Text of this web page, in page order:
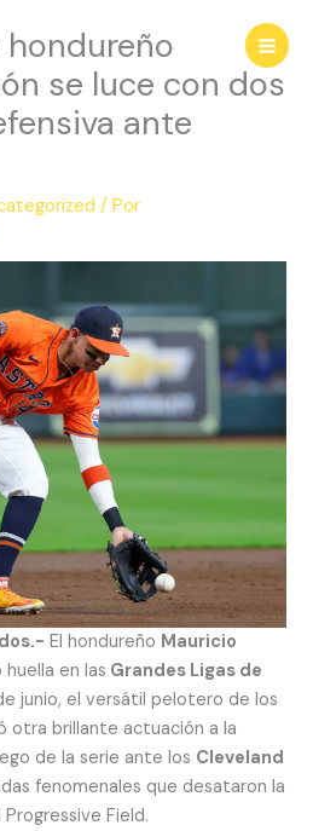
se luce con dos
ante
/ Por
El hondureño Mauricio
en las Grandes Ligas de
junio, el versátil pelotero de los
otra brillante actuación a la
de la serie ante los Cleveland
fenomenales que desataron la
Field.